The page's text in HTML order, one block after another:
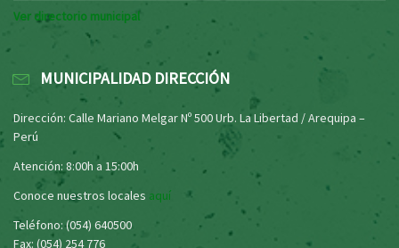
Ver directorio municipal
MUNICIPALIDAD DIRECCIÓN
Dirección: Calle Mariano Melgar Nº 500 Urb. La Libertad / Arequipa –
Perú
Atención: 8:00h a 15:00h
Conoce nuestros locales aquí
Teléfono: (054) 640500
Fax: (054) 254 776